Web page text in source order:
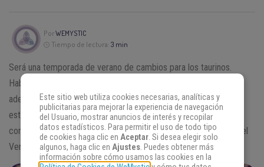
PorWEMYSTIC
Tiempo de lectura: 3 min
Será una temporada de verano de cambios para los taurinos.
Habrá un deseo constante de mantener la estabilidad y de salir
adelante en las situaciones. La buena salud será el aspecto más
estable y positivo, aunque también algunos profundizarán en sus
conocimientos y en su desarrollo personal. Lee el Horóscopo del
Verano para Tauro completo, a continuación.
Este sitio web utiliza cookies necesarias, analíticas y
publicitarias para mejorar la experiencia de navegación
del Usuario, mostrar anuncios de interés y recopilar
datos estadísticos. Para permitir el uso de todo tipo
de cookies haga clic en Aceptar. Si desea elegir solo
algunos, haga clic en Ajustes. Puedes obtener más
información sobre cómo usamos las cookies en la